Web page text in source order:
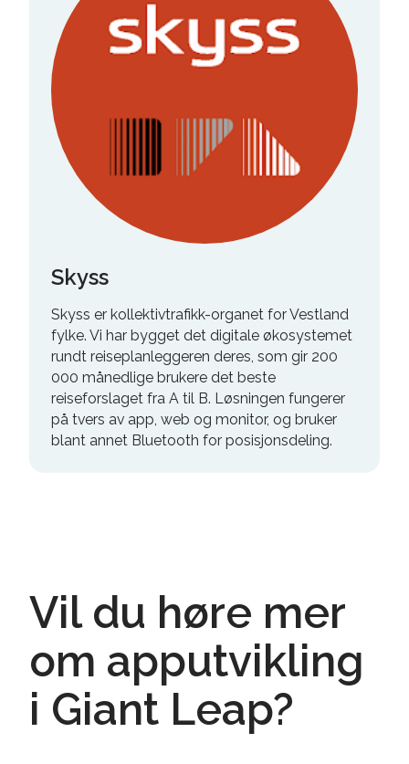
Skyss
Skyss er kollektivtrafikk-organet for Vestland
fylke. Vi har bygget det digitale økosystemet
rundt reiseplanleggeren deres, som gir 200
000 månedlige brukere det beste
reiseforslaget fra A til B. Løsningen fungerer
på tvers av app, web og monitor, og bruker
blant annet Bluetooth for posisjonsdeling.
Vil du høre mer
om apputvikling
i Giant Leap?